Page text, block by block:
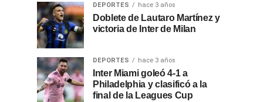
DEPORTES hace 3 años
Doblete de Lautaro Martínez y
victoria de Inter de Milan
DEPORTES hace 3 años
Inter Miami goleó 4-1 a
Philadelphia y clasificó a la
final de la Leagues Cup